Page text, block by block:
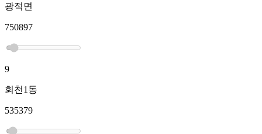
광적면
750897
9
회천1동
535379